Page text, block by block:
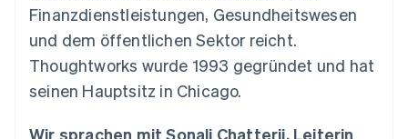
Mehr
Product roadmap
Unterhaltung
Gemeinnützige
Organisationen
Fachdienstleistungen
Öffentlicher Sektor
Einzelhandel
App-Integrationen
Code-Beispiele
Entwickler-Blog
Finanzdienstleistungen, Gesundheitswesen
und dem öffentlichen Sektor reicht.
Thoughtworks wurde 1993 gegründet und hat
seinen Hauptsitz in Chicago.
Wir sprachen mit Sonali Chatterji, Leiterin